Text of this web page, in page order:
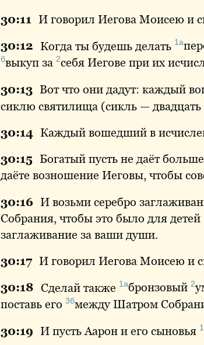
30:11 И говорил Иегова Моисею и
30:12 Когда ты будешь делать 1а
бвыкуп за 2себя Иегове при их
30:13 Вот что они дадут: каждый
сиклю святилища (сикль — двадцать
30:14 Каждый вошедший в
30:15 Богатый пусть не даёт
даёте возношение Иеговы, чтобы
30:16 И возьми серебро
Собрания, чтобы это было для
заглаживание за ваши души.
30:17 И говорил Иегова Моисею и
30:18 Сделай также 1абронзовый 2
поставь его 3бмеждуШатром
30:19 И пусть Аарон и его сыновья